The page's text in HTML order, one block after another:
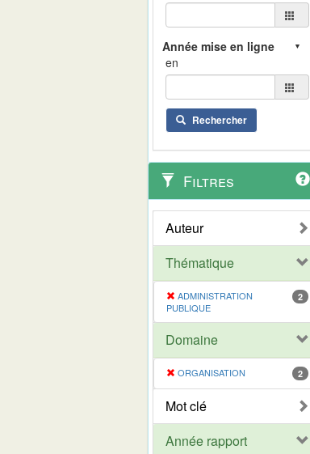
en
Rechercher
Filtres
Auteur
Thématique
ADMINISTRATION
PUBLIQUE
2
Domaine
ORGANISATION 2
Mot clé
Année rapport